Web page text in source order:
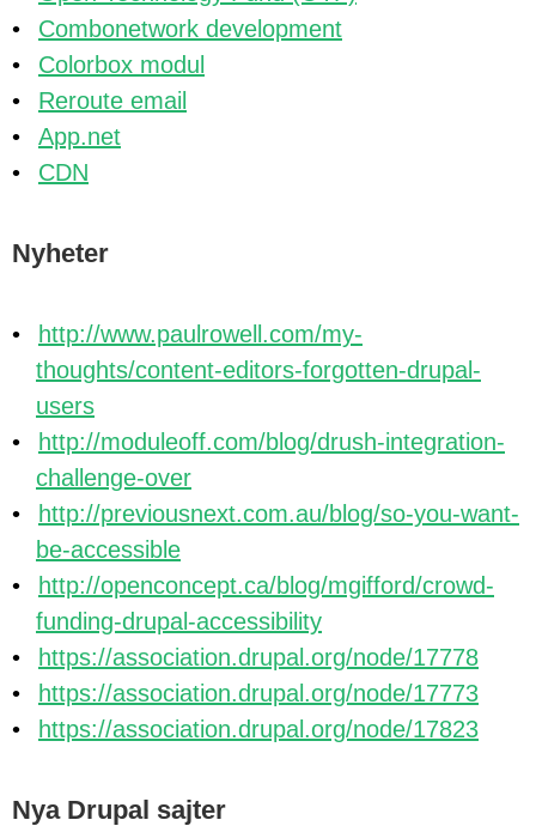
Combonetwork development
Colorbox modul
Reroute email
App.net
CDN
Nyheter
http://www.paulrowell.com/my-
thoughts/content-editors-forgotten-drupal-
users
http://moduleoff.com/blog/drush-integration-
challenge-over
http://previousnext.com.au/blog/so-you-want-
be-accessible
http://openconcept.ca/blog/mgifford/crowd-
funding-drupal-accessibility
https://association.drupal.org/node/17778
https://association.drupal.org/node/17773
https://association.drupal.org/node/17823
Nya Drupal sajter